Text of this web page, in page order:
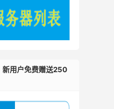
用户免费赠送250